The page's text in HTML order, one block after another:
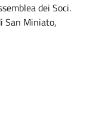
dei Soci.
San Miniato,